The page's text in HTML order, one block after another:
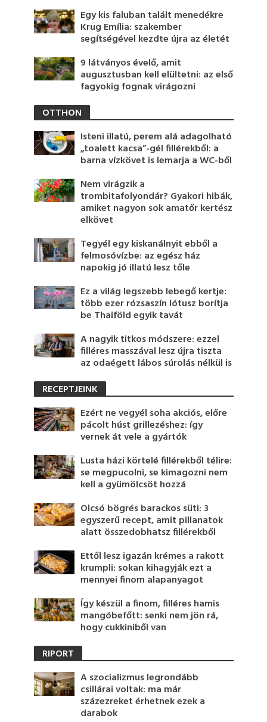
Egy kis faluban talált menedékre
Krug Emília: szakember
segítségével kezdte újra az életét
9 látványos évelő, amit
augusztusban kell elültetni: az első
fagyokig fognak virágozni
OTTHON
Isteni illatú, perem alá adagolható
„toalett kacsa”-gél fillérekből: a
barna vízkövet is lemarja a WC-ből
Nem virágzik a
trombitafolyondár? Gyakori hibák,
amiket nagyon sok amatőr kertész
elkövet
Tegyél egy kiskanálnyit ebből a
felmosóvízbe: az egész ház
napokig jó illatú lesz tőle
Ez a világ legszebb lebegő kertje:
több ezer rózsaszín lótusz borítja
be Thaiföld egyik tavát
A nagyik titkos módszere: ezzel
filléres masszával lesz újra tiszta
az odaégett lábos súrolás nélkül is
RECEPTJEINK
Ezért ne vegyél soha akciós, előre
pácolt húst grillezéshez: így
vernek át vele a gyártók
Lusta házi körtelé fillérekből télire:
se megpucolni, se kimagozni nem
kell a gyümölcsöt hozzá
Olcsó bögrés barackos süti: 3
egyszerű recept, amit pillanatok
alatt összedobhatsz fillérekből
Ettől lesz igazán krémes a rakott
krumpli: sokan kihagyják ezt a
mennyei finom alapanyagot
Így készül a finom, filléres hamis
mangóbefőtt: senki nem jön rá,
hogy cukkiniből van
RIPORT
A szocializmus legrondább
csillárai voltak: ma már
százezreket érhetnek ezek a
darabok